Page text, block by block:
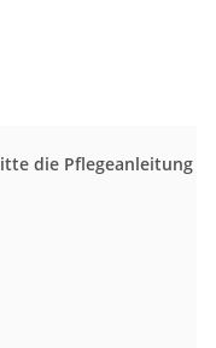
die Pflegeanleitung